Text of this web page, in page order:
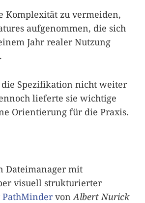
Komplexität zu vermeiden,
aufgenommen, die sich
Jahr realer Nutzung
Spezifikation nicht weiter
lieferte sie wichtige
Orientierung für die Praxis.
Dateimanager mit
visuell strukturierter
PathMindervon Albert Nurick